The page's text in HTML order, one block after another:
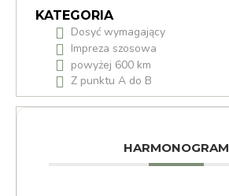
KATEGORIA
Dosyć wymagający
Impreza szosowa
powyżej 600 km
Z punktu A do B
HARMONOGRAM